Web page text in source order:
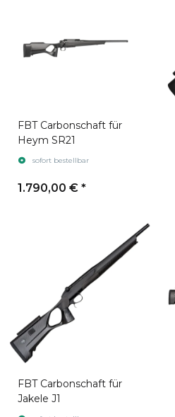
FBT Carbonschaft für
Heym SR21
sofort bestellbar
1.790,00 € *
FBT Carbonschaft für
Jakele J1